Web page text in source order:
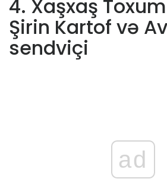
4. Xaşxaş
Şirin Kartof və
sendviçi
ad